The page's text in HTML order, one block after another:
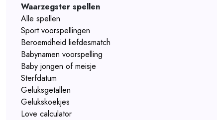
Waarzegster spellen
Alle spellen
Sport voorspellingen
Beroemdheid liefdesmatch
Babynamen voorspelling
Baby jongen of meisje
Sterfdatum
Geluksgetallen
Gelukskoekjes
Love calculator